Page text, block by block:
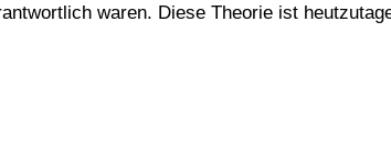
waren. Diese Theorie ist